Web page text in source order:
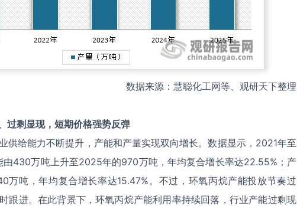
数据来源：慧聪化工网等、观研天下整理
过剩显现，短期价格强势反弹
供给能力不断提升，产能和产量实现双向增长。数据显示，2021年至
430万吨上升至2025年的970万吨，年均复合增长率达22.55%；产
万吨，年均复合增长率达15.47%。不过，环氧丙烷产能投放节奏过
跟进。在此背景下，环氧丙烷产能利用率持续回落，行业产能过剩现